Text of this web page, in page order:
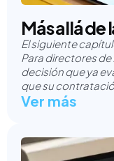
Más allá de
El siguiente
Para directores
decisión que ya
que su
Ver más